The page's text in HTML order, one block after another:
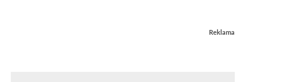
Reklama